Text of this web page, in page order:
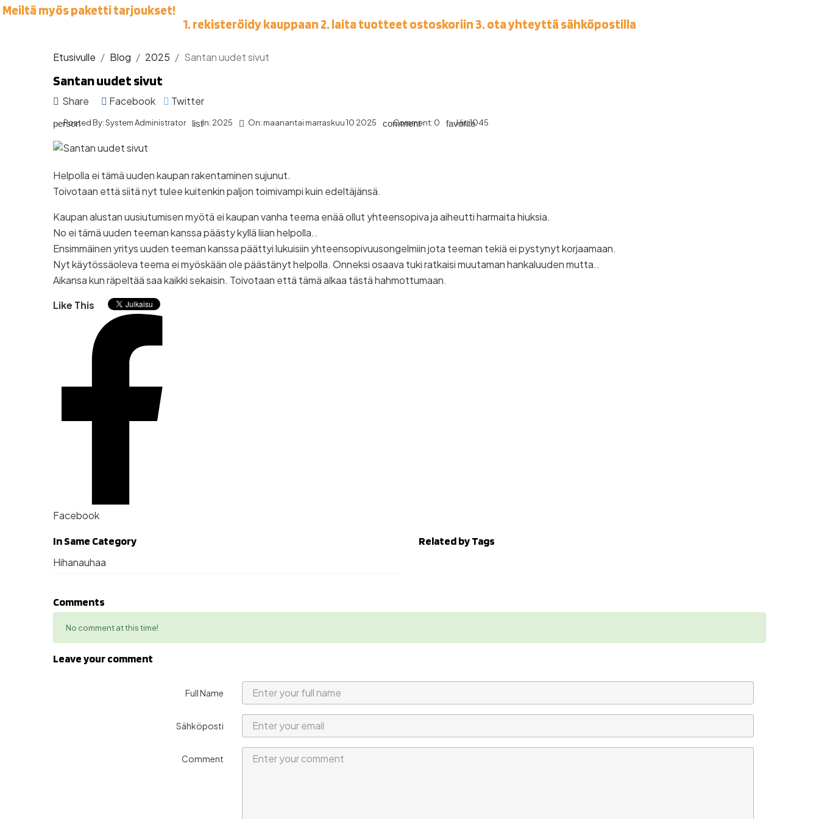
Meiltä myös paketti tarjoukset!
1. rekisteröidy kauppaan 2. laita tuotteet ostoskoriin 3. ota yhteyttä sähköpostilla
Etusivulle Blog 2025 Santan uudet sivut
Santan uudet sivut
Share Facebook Twitter
person
Posted By:System Administrator listIn: 2025  On: maanantai marraskuu10 2025 comment
Comment: 0 favorite
Hit:1045
Helpolla ei tämä uuden kaupan rakentaminen sujunut.
Toivotaan että siitä nyt tulee kuitenkin paljon toimivampi kuin edeltäjänsä.
Kaupan alustan uusiutumisen myötä ei kaupan vanha teema enää ollut yhteensopiva ja aiheutti harmaita hiuksia.
No ei tämä uuden teeman kanssa päästy kyllä liian helpolla..
Ensimmäinen yritys uuden teeman kanssa päättyi lukuisiin yhteensopivuusongelmiin jota teeman tekiä ei pystynyt korjaamaan.
Nyt käytössäoleva teema ei myöskään ole päästänyt helpolla. Onneksi osaava tuki ratkaisi muutaman hankaluuden mutta..
Aikansa kun räpeltää saa kaikki sekaisin. Toivotaan että tämä alkaa tästä hahmottumaan.
Like This
Facebook
In Same Category
Hihanauhaa
Related by Tags
Comments
No comment at this time!
Leave your comment
Full Name
Sähköposti
Comment